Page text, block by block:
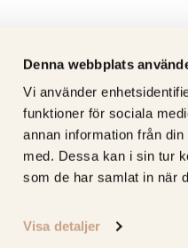
Denna webbplats
Vi använder
funktioner för sociala
annan information från
med. Dessa kan i sin tur
som de har samlat in när
Visa detaljer